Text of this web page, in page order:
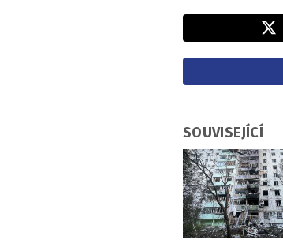
SOUVISEJÍCÍ